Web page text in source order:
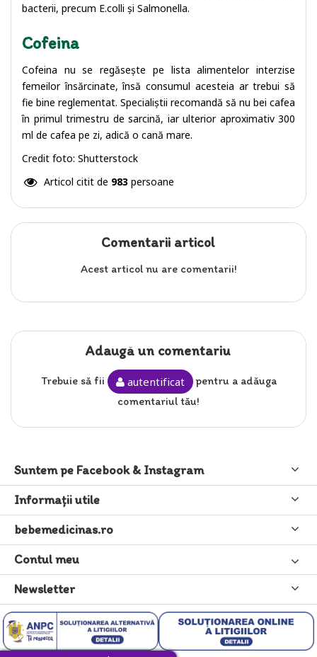
bacterii, precum E.colli și Salmonella.
Cofeina
Cofeina nu se regăsește pe lista alimentelor interzise
femeilor însărcinate, însă consumul acesteia ar trebui să
fie bine reglementat. Specialiștii recomandă să nu bei cafea
în primul trimestru de sarcină, iar ulterior aproximativ 300
ml de cafea pe zi, adică o cană mare.
Credit foto: Shutterstock
Articol citit de 983 persoane
Comentarii articol
Acest articol nu are comentarii!
Adaugă un comentariu
Trebuie să fii autentificat
pentru a adăuga
comentariul tău!
Suntem pe Facebook & Instagram
Informaţii utile
bebemedicinas.ro
Contul meu
Newsletter